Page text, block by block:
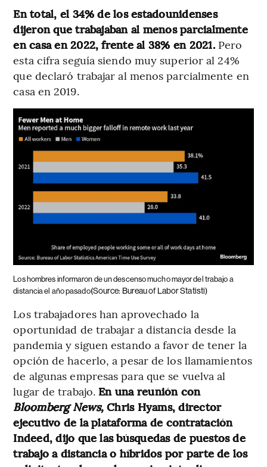
En total, el 34% de los estadounidenses
dijeron que trabajaban al menos parcialmente
en casa en 2022, frente al 38% en 2021. Pero
esta cifra seguía siendo muy superior al 24%
que declaró trabajar al menos parcialmente en
casa en 2019.
Los hombres informaron de un descenso mucho mayor del trabajo a
distancia el año pasado(Source: Bureau of Labor Statisti)
Los trabajadores han aprovechado la
oportunidad de trabajar a distancia desde la
pandemia y siguen estando a favor de tener la
opción de hacerlo, a pesar de los llamamientos
de algunas empresas para que se vuelva al
lugar de trabajo. En una reunión con
Bloomberg News, Chris Hyams, director
ejecutivo de la plataforma de contratación
Indeed, dijo que las búsquedas de puestos de
trabajo a distancia o híbridos por parte de los